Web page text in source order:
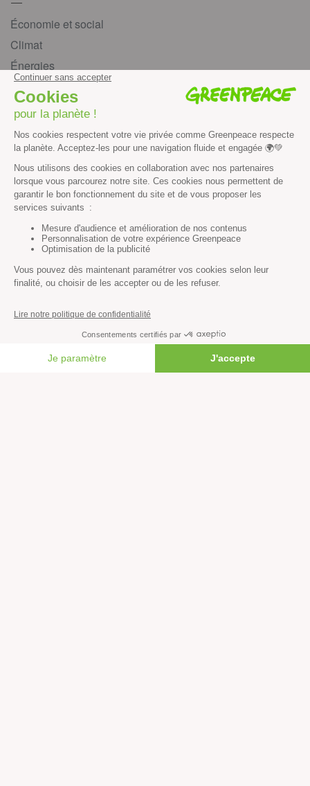
Économie et social
Climat
Énergies
Agriculture
Forêts
Océans
Transports
Paix et justice
Toutes nos actus
Tous nos communiqués de presse
Tous nos rapports
Agir
S’abonner à la newsletter
Nous suivre sur les réseaux
Signer nos pétitions